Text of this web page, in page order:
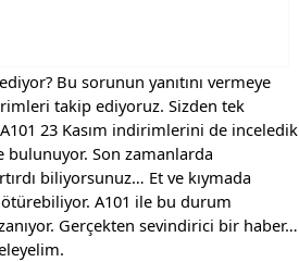
Bu sorunun yanıtını vermeye
takip ediyoruz. Sizden tek
23 Kasım indirimlerini de inceledik
bulunuyor. Son zamanlarda
biliyorsunuz… Et ve kıymada
A101 ile bu durum
Gerçekten sevindirici bir haber…